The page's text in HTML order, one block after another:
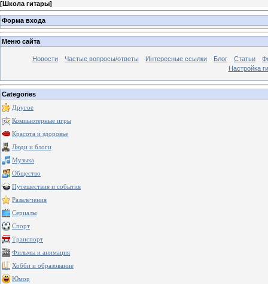
[Школа гитары]
Форма входа
Меню сайта
Новости Частые вопросы/ответы Интересные ссылки Блог Статьи
Настройка
Categories
Другое
Компьютерные игры
Красота и здоровье
Люди и блоги
Музыка
Общество
Путешествия и события
Развлечения
Сериалы
Спорт
Транспорт
Фильмы и анимация
Хобби и образование
Юмор